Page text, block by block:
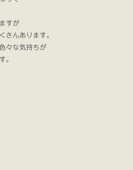
すが
さんあります。
々な気持ちが
。